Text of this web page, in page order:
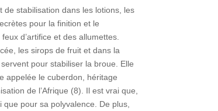
stabilisation dans les lotions, les
pour la finition et le
d’artifice et des allumettes.
les sirops de fruit et dans la
pour stabiliser la broue. Elle
appelée le cuberdon, héritage
de l’Afrique (8). Il est vrai que,
pour sa polyvalence. De plus,